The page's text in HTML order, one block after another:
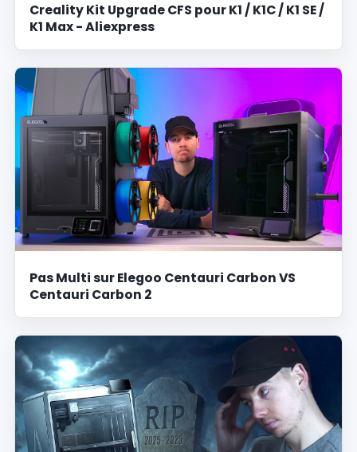
Creality Kit Upgrade CFS pour K1 / K1C / K1 SE /
K1 Max - Aliexpress
Pas Multi sur Elegoo Centauri Carbon VS
Centauri Carbon 2